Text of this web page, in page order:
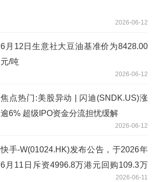
2026-06-12
6月12日生意社大豆油基准价为8428.00
元/吨
2026-06-12
焦点热门:美股异动 | 闪迪(SNDK.US)涨
逾6% 超级IPO资金分流担忧缓解
2026-06-12
快手-W(01024.HK)发布公告，于2026年
6月11日斥资4996.8万港元回购109.3万
2026-06-11